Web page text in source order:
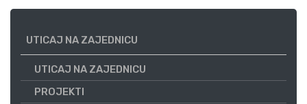
UTICAJ NA ZAJEDNICU
UTICAJ NA ZAJEDNICU
PROJEKTI